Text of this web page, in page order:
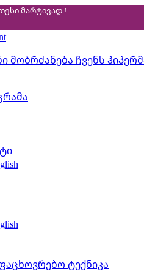
მარტივად !
მობრძანება ჩვენს
ტექნიკა